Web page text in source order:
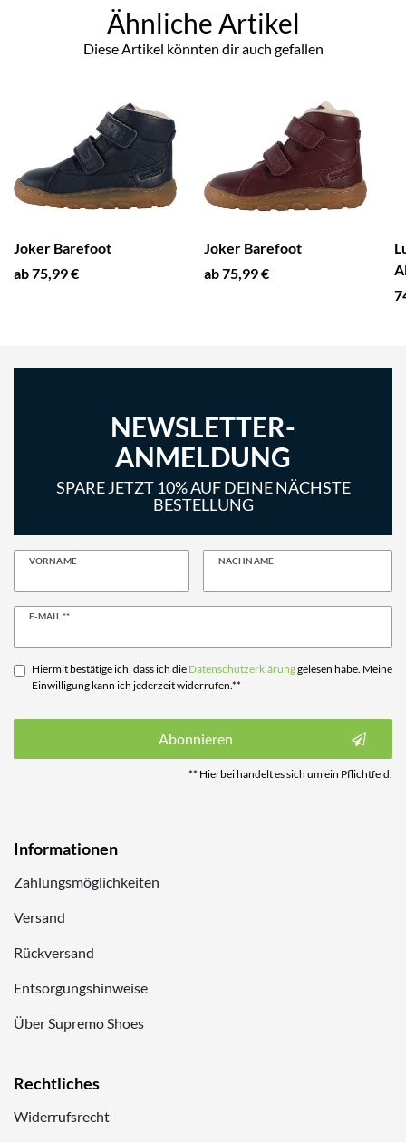
Ähnliche Artikel
Diese Artikel könnten dir auch gefallen
Joker Barefoot
ab 75,99 €
Joker Barefoot
ab 75,99 €
NEWSLETTER-
ANMELDUNG
SPARE JETZT 10% AUF DEINE NÄCHSTE
BESTELLUNG
VORNAME NACHNAME
E-MAIL **
Newsletter
Hiermit bestätige ich, dass ich die Daten­schutz­erklärunggelesen habe. Meine
Einwilligung kann ich jederzeit widerrufen.**
Abonnieren
** Hierbei handelt es sich um ein Pflichtfeld.
Informationen
Zahlungsmöglichkeiten
Versand
Rückversand
Entsorgungshinweise
Über Supremo Shoes
Rechtliches
Widerrufsrecht